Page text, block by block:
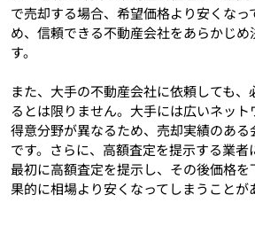
で売却する場合、希望価格より安くなっ
め、信頼できる不動産会社をあらかじ
す。
また、大手の不動産会社に依頼しても、
るとは限りません。大手には広いネット
得意分野が異なるため、売却実績のあ
です。さらに、高額査定を提示する業者
最初に高額査定を提示し、その後価格
果的に相場より安くなってしまうことが